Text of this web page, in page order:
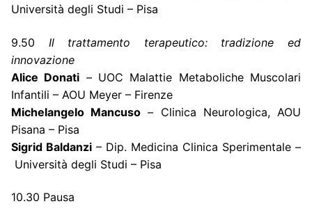
Università degli Studi – Pisa
9.50 Il trattamento terapeutico: tradizione ed
innovazione
Alice Donati –UOC Malattie Metaboliche Muscolari
Infantili – AOU Meyer – Firenze
Michelangelo Mancuso – Clinica Neurologica, AOU
Pisana – Pisa
Sigrid Baldanzi – Dip. Medicina Clinica Sperimentale –
Università degli Studi – Pisa
10.30 Pausa